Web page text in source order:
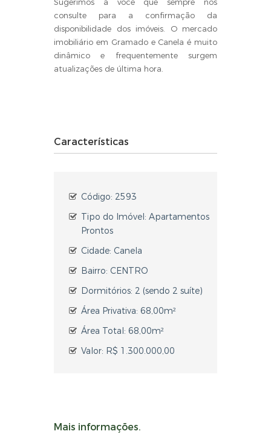
consulte para a confirmação da
disponibilidade dos imóveis. O mercado
imobiliário em Gramado e Canela é muito
dinâmico e frequentemente surgem
atualizações de última hora.
Características
Código: 2593
Tipo do Imóvel: Apartamentos
Prontos
Cidade: Canela
Bairro: CENTRO
Dormitórios: 2 (sendo 2 suíte)
Área Privativa: 68,00m²
Área Total: 68,00m²
Valor: R$ 1.300.000,00
Mais informações.